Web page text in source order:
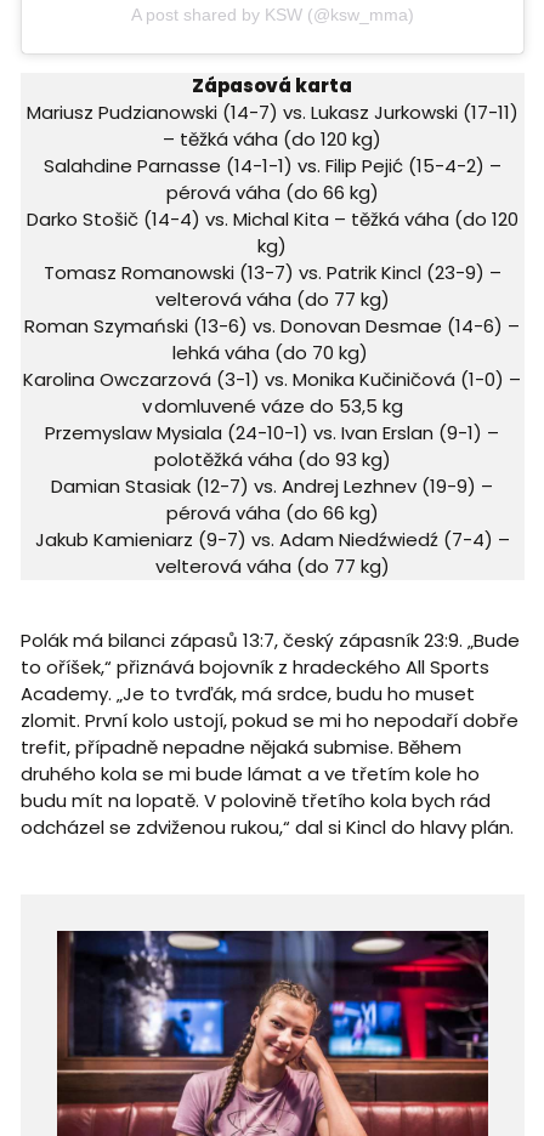
A post shared by KSW (@ksw_mma)
Zápasová karta
Mariusz Pudzianowski (14-7) vs. Lukasz Jurkowski (17-11)
– těžká váha (do 120 kg)
Salahdine Parnasse (14-1-1) vs. Filip Pejić (15-4-2) –
pérová váha (do 66 kg)
Darko Stošič (14-4) vs. Michal Kita – těžká váha (do 120
kg)
Tomasz Romanowski (13-7) vs. Patrik Kincl (23-9) –
velterová váha (do 77 kg)
Roman Szymański (13-6) vs. Donovan Desmae (14-6) –
lehká váha (do 70 kg)
Karolina Owczarzová (3-1) vs. Monika Kučiničová (1-0) –
v domluvené váze do 53,5 kg
Przemyslaw Mysiala (24-10-1) vs. Ivan Erslan (9-1) –
polotěžká váha (do 93 kg)
Damian Stasiak (12-7) vs. Andrej Lezhnev (19-9) –
pérová váha (do 66 kg)
Jakub Kamieniarz (9-7) vs. Adam Niedźwiedź (7-4) –
velterová váha (do 77 kg)
Polák má bilanci zápasů 13:7, český zápasník 23:9. „Bude
to oříšek,“ přiznává bojovník z hradeckého All Sports
Academy. „Je to tvrďák, má srdce, budu ho muset
zlomit. První kolo ustojí, pokud se mi ho nepodaří dobře
trefit, případně nepadne nějaká submise. Během
druhého kola se mi bude lámat a ve třetím kole ho
budu mít na lopatě. V polovině třetího kola bych rád
odcházel se zdviženou rukou,“ dal si Kincl do hlavy plán.